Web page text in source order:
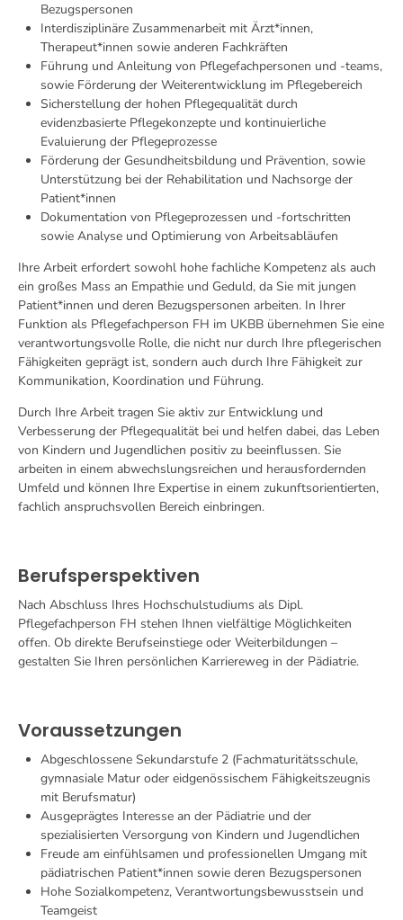
Bezugspersonen
Interdisziplinäre Zusammenarbeit mit Ärzt*innen,
Therapeut*innen sowie anderen Fachkräften
Führung und Anleitung von Pflegefachpersonen und -teams,
sowie Förderung der Weiterentwicklung im Pflegebereich
Sicherstellung der hohen Pflegequalität durch
evidenzbasierte Pflegekonzepte und kontinuierliche
Evaluierung der Pflegeprozesse
Förderung der Gesundheitsbildung und Prävention, sowie
Unterstützung bei der Rehabilitation und Nachsorge der
Patient*innen
Dokumentation von Pflegeprozessen und -fortschritten
sowie Analyse und Optimierung von Arbeitsabläufen
Ihre Arbeit erfordert sowohl hohe fachliche Kompetenz als auch
ein großes Mass an Empathie und Geduld, da Sie mit jungen
Patient*innen und deren Bezugspersonen arbeiten. In Ihrer
Funktion als Pflegefachperson FH im UKBB übernehmen Sie eine
verantwortungsvolle Rolle, die nicht nur durch Ihre pflegerischen
Fähigkeiten geprägt ist, sondern auch durch Ihre Fähigkeit zur
Kommunikation, Koordination und Führung.
Durch Ihre Arbeit tragen Sie aktiv zur Entwicklung und
Verbesserung der Pflegequalität bei und helfen dabei, das Leben
von Kindern und Jugendlichen positiv zu beeinflussen. Sie
arbeiten in einem abwechslungsreichen und herausfordernden
Umfeld und können Ihre Expertise in einem zukunftsorientierten,
fachlich anspruchsvollen Bereich einbringen.
Berufsperspektiven
Nach Abschluss Ihres Hochschulstudiums als Dipl.
Pflegefachperson FH stehen Ihnen vielfältige Möglichkeiten
offen. Ob direkte Berufseinstiege oder Weiterbildungen –
gestalten Sie Ihren persönlichen Karriereweg in der Pädiatrie.
Voraussetzungen
Abgeschlossene Sekundarstufe 2 (Fachmaturitätsschule,
gymnasiale Matur oder eidgenössischem Fähigkeitszeugnis
mit Berufsmatur)
Ausgeprägtes Interesse an der Pädiatrie und der
spezialisierten Versorgung von Kindern und Jugendlichen
Freude am einfühlsamen und professionellen Umgang mit
pädiatrischen Patient*innen sowie deren Bezugspersonen
Hohe Sozialkompetenz, Verantwortungsbewusstsein und
Teamgeist